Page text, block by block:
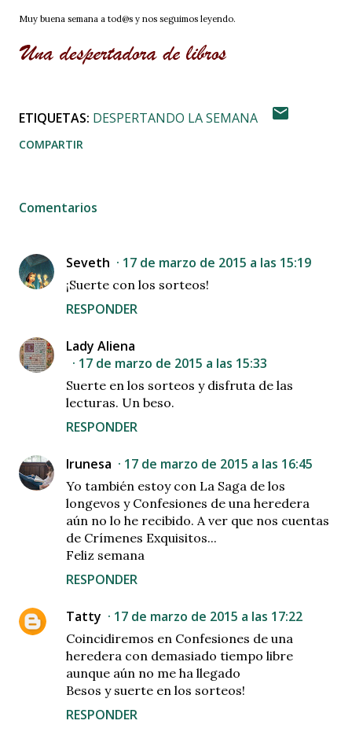
Muy buena semana a tod@s y nos seguimos leyendo.
ETIQUETAS: DESPERTANDO LA SEMANA
COMPARTIR
Comentarios
Seveth 17 de marzo de 2015 a las 15:19
¡Suerte con los sorteos!
RESPONDER
Lady Aliena
17 de marzo de 2015 a las 15:33
Suerte en los sorteos y disfruta de las
lecturas. Un beso.
RESPONDER
Irunesa 17 de marzo de 2015 a las 16:45
Yo también estoy con La Saga de los
longevos y Confesiones de una heredera
aún no lo he recibido. A ver que nos cuentas
de Crímenes Exquisitos...
Feliz semana
RESPONDER
Tatty 17 de marzo de 2015 a las 17:22
Coincidiremos en Confesiones de una
heredera con demasiado tiempo libre
aunque aún no me ha llegado
Besos y suerte en los sorteos!
RESPONDER